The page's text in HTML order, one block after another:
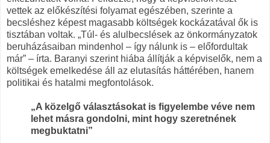
vettek az előkészítési folyamat egészében, szerinte a
becsléshez képest magasabb költségek kockázatával ők is
tisztában voltak. „Túl- és alulbecslések az önkormányzatok
beruházásaiban mindenhol – így nálunk is – előfordultak
már” – írta. Baranyi szerint hiába állítják a képviselők, nem a
költségek emelkedése áll az elutasítás háttérében, hanem
politikai és hatalmi megfontolások.
„A közelgő választásokat is figyelembe véve nem
lehet másra gondolni, mint hogy szeretnének
megbuktatni”